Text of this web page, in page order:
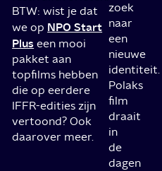
BTW: wist je dat
we op NPO Start
Plus een mooi
pakket aan
topfilms hebben
die op eerdere
IFFR-edities zijn
vertoond? Ook
daarover meer.
zoek
naar
een
nieuwe
identiteit.
Polaks
film
draait
in
de
dagen